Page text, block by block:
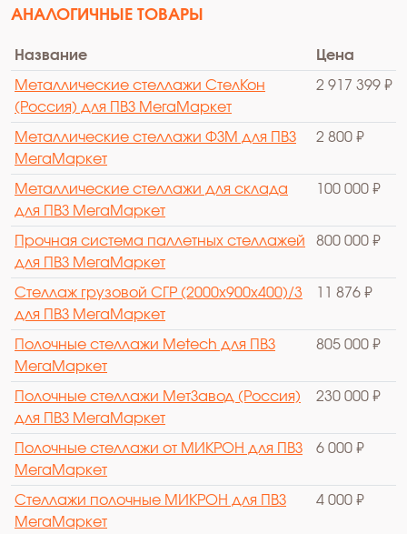
АНАЛОГИЧНЫЕ ТОВАРЫ
Название Цена
Металлические стеллажи СтелКон
(Россия) для ПВЗ МегаМаркет
2 917 399 ₽
Металлические стеллажи ФЗМ для ПВЗ
МегаМаркет
2 800 ₽
Металлические стеллажи для склада
для ПВЗ МегаМаркет
100 000 ₽
Прочная система паллетных стеллажей
для ПВЗ МегаМаркет
800 000 ₽
Стеллаж грузовой СГР (2000х900х400)/3
для ПВЗ МегаМаркет
11 876 ₽
Полочные стеллажи Metech для ПВЗ
МегаМаркет
805 000 ₽
Полочные стеллажи МетЗавод (Россия)
для ПВЗ МегаМаркет
230 000 ₽
Полочные стеллажи от МИКРОН для ПВЗ
МегаМаркет
6 000 ₽
Стеллажи полочные МИКРОН для ПВЗ
МегаМаркет
4 000 ₽